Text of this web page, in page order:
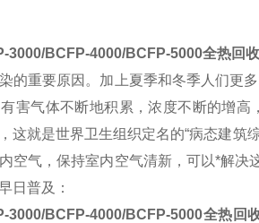
3000/BCFP-4000/BCFP-5000全热回
的重要原因。加上夏季和冬季人们更
害气体不断地积累，浓度不断的增
这就是世界卫生组织定名的“病态建筑
空气，保持室内空气清新，可以*解决
日普及：
3000/BCFP-4000/BCFP-5000全热回